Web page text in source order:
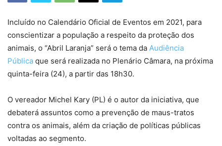
Incluído no Calendário Oficial de Eventos em 2021, para
conscientizar a população a respeito da proteção dos
animais, o “Abril Laranja” será o tema da Audiência
Pública que será realizada no Plenário Câmara, na próxima
quinta-feira (24), a partir das 18h30.
O vereador Michel Kary (PL) é o autor da iniciativa, que
debaterá assuntos como a prevenção de maus-tratos
contra os animais, além da criação de políticas públicas
voltadas ao segmento.